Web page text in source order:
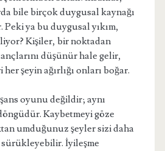
bile birçok duygusal kaynağı
Peki ya bu duygusal yıkım,
Kişiler, bir noktadan
düşünür hale gelir,
şeyin ağırlığı onları boğar.
oyunu değildir; aynı
Kaybetmeyi göze
umduğunuz şeyler sizi daha
İyileşme